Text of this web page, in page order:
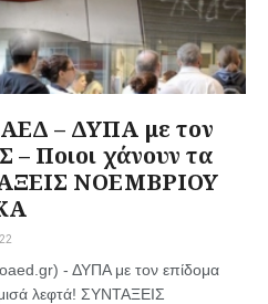
– ΔΥΠΑ με τον
Ποιοι χάνουν τα
ΝΟΕΜΒΡΙΟΥ
- ΔΥΠΑ με τον επίδομα
λεφτά! ΣΥΝΤΑΞΕΙΣ